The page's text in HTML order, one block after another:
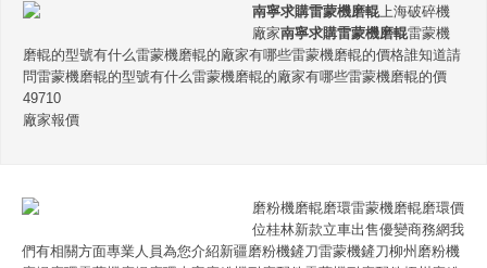
南寧求購雷蒙機磨輥上海破碎機
廠家南寧求購雷蒙機磨輥雷蒙機
磨輥的型號有什么雷蒙機磨輥的廠家有哪些雷蒙機磨輥的價格誰知道請
問雷蒙機磨輥的型號有什么雷蒙機磨輥的廠家有哪些雷蒙機磨輥的價
49710
廠家報價
磨粉機磨輥磨環雷蒙機磨輥磨環價
位桂林新款立車出售優變商務網我
們有相關方面專業人員為您介紹新疆磨粉機鏟刀雷蒙機鏟刀柳州磨粉機